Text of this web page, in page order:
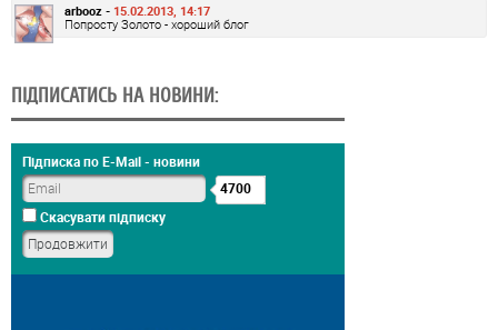
arbooz - 15.02.2013, 14:17
Попросту Золото - хороший блог
ПІДПИСАТИСЬ НА НОВИНИ:
Підписка по E-Mail - новини
4700
Скасувати підписку